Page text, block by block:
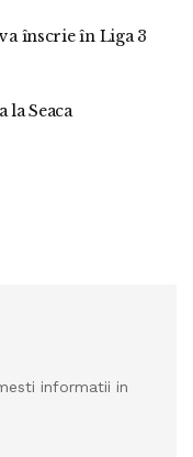
înscrie în Liga 3
la Seaca
informatii in